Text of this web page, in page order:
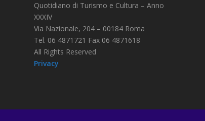
Quotidiano di Turismo e Cultura – Anno
XXXIV
Via Nazionale, 204 – 00184 Roma
Tel. 06 4871721 Fax 06 4871618
All Rights Reserved
Privacy